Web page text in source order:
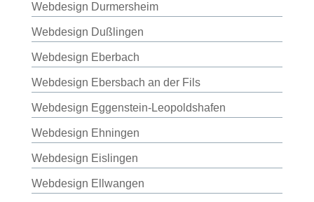
Webdesign Durmersheim
Webdesign Dußlingen
Webdesign Eberbach
Webdesign Ebersbach an der Fils
Webdesign Eggenstein-Leopoldshafen
Webdesign Ehningen
Webdesign Eislingen
Webdesign Ellwangen